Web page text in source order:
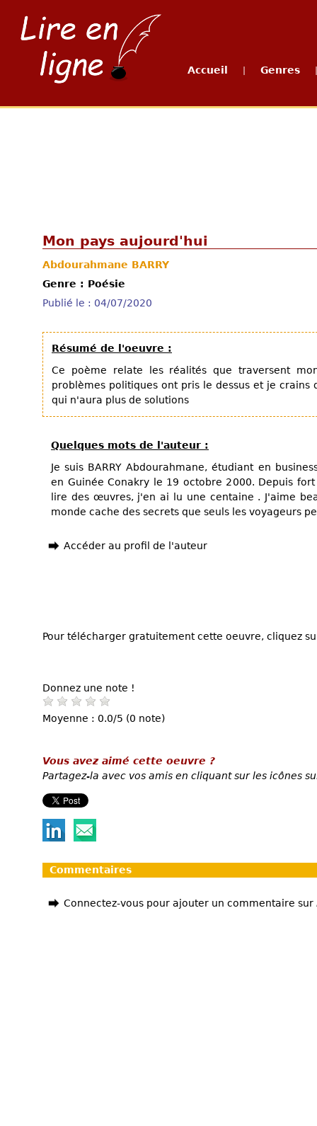
Accueil Genres
Mon pays aujourd'hui
Abdourahmane BARRY
Genre : Poésie
Publié le : 04/07/2020
Résumé de l'oeuvre :
Ce poème relate les réalités que traversent
problèmes politiques ont pris le dessus et je crains
qui n'aura plus de solutions
Quelques mots de l'auteur :
Je suis BARRY Abdourahmane, étudiant en
en Guinée Conakry le 19 octobre 2000. Depuis
lire des œuvres, j'en ai lu une centaine . J'aime
monde cache des secrets que seuls les voyageurs
Accéder au profil de l'auteur
Pour télécharger gratuitement cette oeuvre, cliquez
Donnez une note !
Moyenne : 0.0/5 (0 note)
Vous avez aimé cette oeuvre ?
Partagez-la avec vos amis en cliquant sur les icônes
Commentaires
Connectez-vous pour ajouter un commentaire sur